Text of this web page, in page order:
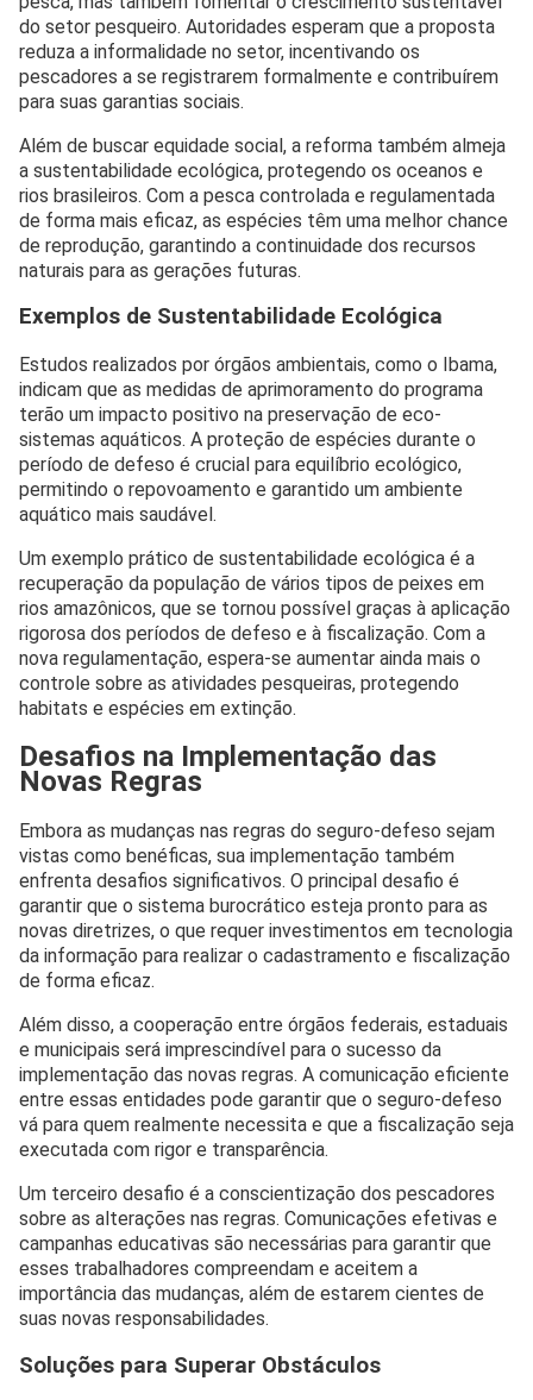
do setor pesqueiro. Autoridades esperam que a proposta
reduza a informalidade no setor, incentivando os
pescadores a se registrarem formalmente e contribuírem
para suas garantias sociais.
Além de buscar equidade social, a reforma também almeja
a sustentabilidade ecológica, protegendo os oceanos e
rios brasileiros. Com a pesca controlada e regulamentada
de forma mais eficaz, as espécies têm uma melhor chance
de reprodução, garantindo a continuidade dos recursos
naturais para as gerações futuras.
Exemplos de Sustentabilidade Ecológica
Estudos realizados por órgãos ambientais, como o Ibama,
indicam que as medidas de aprimoramento do programa
terão um impacto positivo na preservação de eco-
sistemas aquáticos. A proteção de espécies durante o
período de defeso é crucial para equilíbrio ecológico,
permitindo o repovoamento e garantido um ambiente
aquático mais saudável.
Um exemplo prático de sustentabilidade ecológica é a
recuperação da população de vários tipos de peixes em
rios amazônicos, que se tornou possível graças à aplicação
rigorosa dos períodos de defeso e à fiscalização. Com a
nova regulamentação, espera-se aumentar ainda mais o
controle sobre as atividades pesqueiras, protegendo
habitats e espécies em extinção.
Desafios na Implementação das
Novas Regras
Embora as mudanças nas regras do seguro-defeso sejam
vistas como benéficas, sua implementação também
enfrenta desafios significativos. O principal desafio é
garantir que o sistema burocrático esteja pronto para as
novas diretrizes, o que requer investimentos em tecnologia
da informação para realizar o cadastramento e fiscalização
de forma eficaz.
Além disso, a cooperação entre órgãos federais, estaduais
e municipais será imprescindível para o sucesso da
implementação das novas regras. A comunicação eficiente
entre essas entidades pode garantir que o seguro-defeso
vá para quem realmente necessita e que a fiscalização seja
executada com rigor e transparência.
Um terceiro desafio é a conscientização dos pescadores
sobre as alterações nas regras. Comunicações efetivas e
campanhas educativas são necessárias para garantir que
esses trabalhadores compreendam e aceitem a
importância das mudanças, além de estarem cientes de
suas novas responsabilidades.
Soluções para Superar Obstáculos